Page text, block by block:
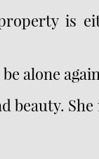
is
alone
beauty.